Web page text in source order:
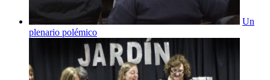
Un
plenario polémico